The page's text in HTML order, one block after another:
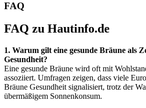
FAQ
FAQ zu Hautinfo.de
1. Warum gilt eine gesunde Bräune als
Gesundheit?
Eine gesunde Bräune wird oft mit
assoziiert. Umfragen zeigen, dass viele
Bräune Gesundheit signalisiert, trotz der
übermäßigem Sonnenkonsum.